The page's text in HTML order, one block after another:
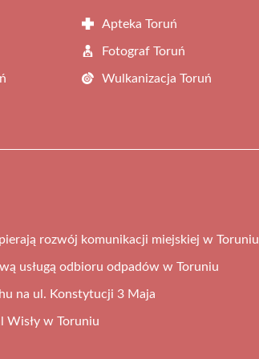
Apteka Toruń
Fotograf Toruń
Wulkanizacja Toruń
rozwój komunikacji miejskiej w Toruniu
usługą odbioru odpadów w Toruniu
na ul. Konstytucji 3 Maja
Wisły w Toruniu